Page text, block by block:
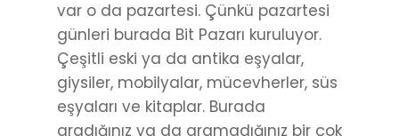
var o da pazartesi. Çünkü pazartesi
günleri burada Bit Pazarı kuruluyor.
Çeşitli eski ya da antika eşyalar,
giysiler, mobilyalar, mücevherler, süs
eşyaları ve kitaplar. Burada
aradığınız ya da aramadığınız bir çok